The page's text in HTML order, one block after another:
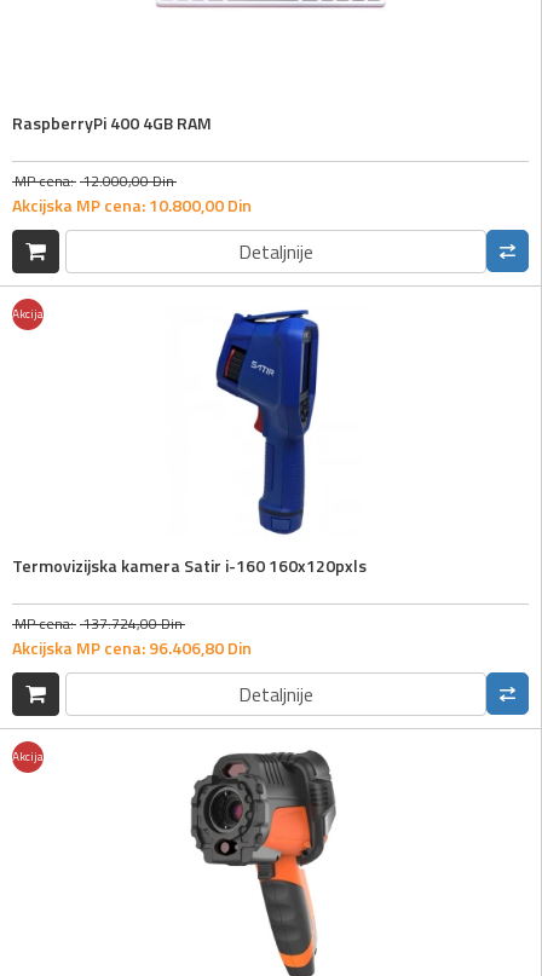
RaspberryPi 400 4GB RAM
MP cena: 12.000,00Din
Akcijska MP cena:10.800,00Din
Detaljnije
Akcija
Termovizijska kamera Satir i-160 160x120pxls
MP cena: 137.724,00Din
Akcijska MP cena:96.406,80Din
Detaljnije
Akcija